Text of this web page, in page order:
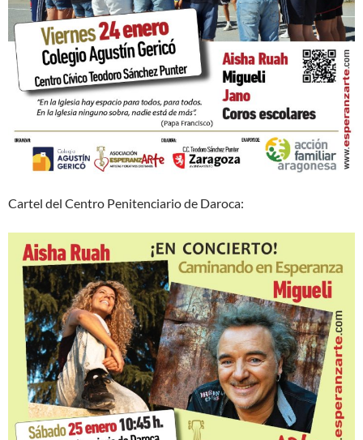
Cartel del Centro Penitenciario de Daroca: